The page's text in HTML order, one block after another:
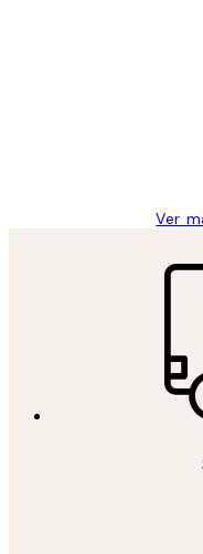
Ver